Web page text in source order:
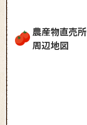
農産物直売
周辺地図